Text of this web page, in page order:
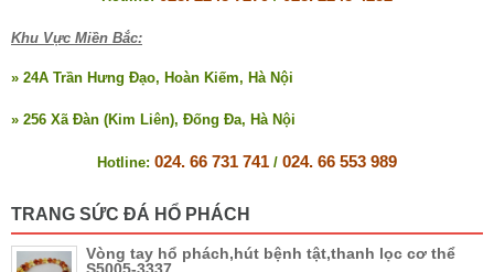
Khu Vực Miền Bắc:
» 24A Trần Hưng Đạo, Hoàn Kiếm, Hà Nội
» 256 Xã Đàn (Kim Liên), Đống Đa, Hà Nội
Hotline: 024. 66 731 741 / 024. 66 553 989
TRANG SỨC ĐÁ HỔ PHÁCH
Vòng tay hổ phách,hút bệnh tật,thanh lọc cơ thể
S5005-3337